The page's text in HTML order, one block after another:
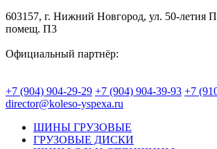
603157, г. Нижний Новгород, ул. 50-летия
помещ. П3
Официальный партнёр:
+7 (904) 904-29-29 +7 (904) 904-39-93 +7
director@koleso-yspexa.ru
ШИНЫ ГРУЗОВЫЕ
ГРУЗОВЫЕ ДИСКИ